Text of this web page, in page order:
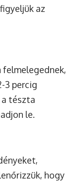
az
felmelegednek,
3 percig
tészta
le.
hogy